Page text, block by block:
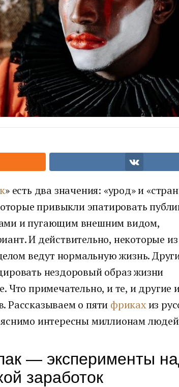
» есть два значения: «урод» и
привыкли эпатировать
и пугающим внешним видом,
И действительно, некоторые из
ведут нормальную жизнь.
нездоровый образ жизни
Что примечательно, и те, и другие
Рассказываем о пяти фрикахиз
интересны миллионам
— эксперименты
заработок